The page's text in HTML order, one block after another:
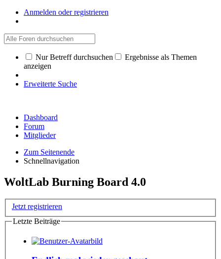
Anmelden oder registrieren
Nur Betreff durchsuchen
Ergebnisse als Themen
anzeigen
Erweiterte Suche
Dashboard
Forum
Mitglieder
Zum Seitenende
Schnellnavigation
WoltLab Burning Board 4.0
Jetzt registrieren
Letzte Beiträge